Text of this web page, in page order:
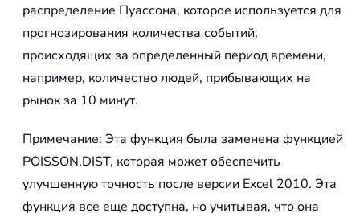
распределение Пуассона, которое используется для
прогнозирования количества событий,
происходящих за определенный период времени,
например, количество людей, прибывающих на
рынок за 10 минут.
Примечание: Эта функция была заменена функцией
POISSON.DIST, которая может обеспечить
улучшенную точность после версии Excel 2010. Эта
функция все еще доступна, но учитывая, что она